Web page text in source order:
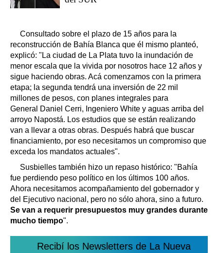
Consultado sobre el plazo de 15 años para la
reconstrucción de Bahía Blanca que él mismo planteó,
explicó: "La ciudad de La Plata tuvo la inundación de
menor escala que la vivida por nosotros hace 12 años y
sigue haciendo obras. Acá comenzamos con la primera
etapa; la segunda tendrá una inversión de 22 mil
millones de pesos, con planes integrales para
General Daniel Cerri, Ingeniero White y aguas arriba del
arroyo Napostá. Los estudios que se están realizando
van a llevar a otras obras. Después habrá que buscar
financiamiento, por eso necesitamos un compromiso que
exceda los mandatos actuales".
Susbielles también hizo un repaso histórico: "Bahía
fue perdiendo peso político en los últimos 100 años.
Ahora necesitamos acompañamiento del gobernador y
del Ejecutivo nacional, pero no sólo ahora, sino a futuro.
Se van a requerir presupuestos muy grandes durante
mucho tiempo".
Recibí los Newsletters de La Nueva